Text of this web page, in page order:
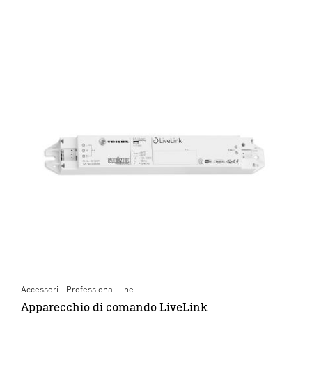
Accessori - Professional Line
Apparecchio di comando LiveLink